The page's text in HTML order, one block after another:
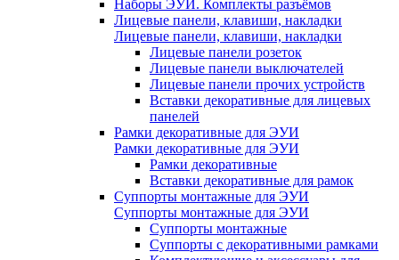
Наборы ЭУИ. Комплекты разъёмов
Лицевые панели, клавиши, накладки
Лицевые панели, клавиши, накладки
Лицевые панели розеток
Лицевые панели выключателей
Лицевые панели прочих устройств
Вставки декоративные для лицевых
панелей
Рамки декоративные для ЭУИ
Рамки декоративные для ЭУИ
Рамки декоративные
Вставки декоративные для рамок
Суппорты монтажные для ЭУИ
Суппорты монтажные для ЭУИ
Суппорты монтажные
Суппорты с декоративными рамками